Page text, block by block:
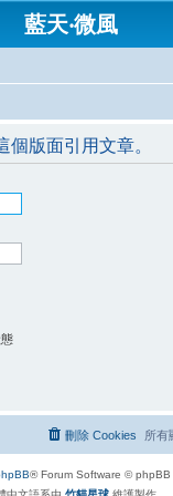
藍天‧微風
版面引用文章。
所有
刪除 Cookies
® Forum Software © phpBB